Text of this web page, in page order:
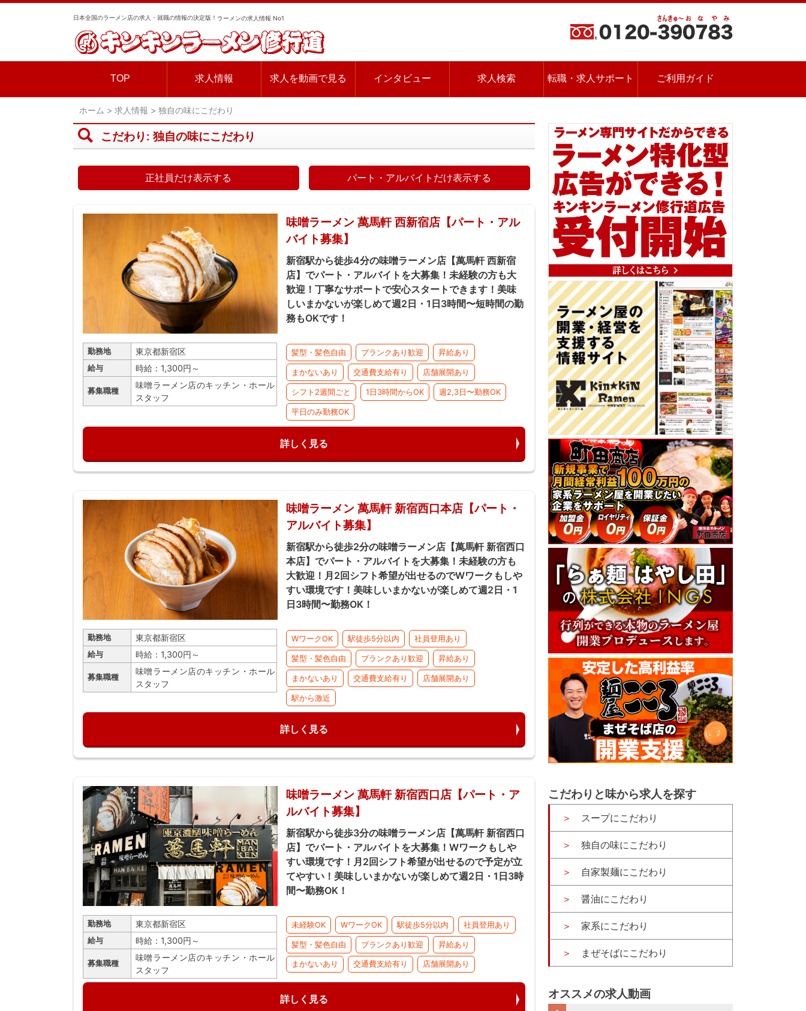
日本全国のラーメン店の求人・就職の情報の決定版！ ラーメンの求人情報 No1
TOP 求人情報 求人を動画で見る インタビュー 求人検索 転職・求人サポート ご利用ガイド
ホーム > 求人情報 > 独自の味にこだわり
こだわり: 独自の味にこだわり
正社員だけ表示する パート・アルバイトだけ表示する
味噌ラーメン 萬馬軒 西新宿店【パート・アル
バイト募集】
新宿駅から徒歩4分の味噌ラーメン店【萬馬軒 西新宿
店】でパート・アルバイトを大募集！未経験の方も大
歓迎！丁寧なサポートで安心スタートできます！美味
しいまかないが楽しめて週2日・1日3時間〜短時間の勤
務もOKです！
勤務地 東京都新宿区
給与 時給：1,300円～
募集職種
味噌ラーメン店のキッチン・ホール
スタッフ
髪型・髪色自由 ブランクあり歓迎 昇給あり
まかないあり 交通費支給有り 店舗展開あり
シフト2週間ごと 1日3時間からOK 週2,3日〜勤務OK
平日のみ勤務OK
詳しく見る
味噌ラーメン 萬馬軒 新宿西口本店【パート・
アルバイト募集】
新宿駅から徒歩2分の味噌ラーメン店【萬馬軒 新宿西口
本店】でパート・アルバイトを大募集！未経験の方も
大歓迎！月2回シフト希望が出せるのでWワークもしや
すい環境です！美味しいまかないが楽しめて週2日・1
日3時間〜勤務OK！
勤務地 東京都新宿区
給与 時給：1,300円～
募集職種
味噌ラーメン店のキッチン・ホール
スタッフ
WワークOK 駅徒歩5分以内 社員登用あり
髪型・髪色自由 ブランクあり歓迎 昇給あり
まかないあり 交通費支給有り 店舗展開あり
駅から激近
詳しく見る
味噌ラーメン 萬馬軒 新宿西口店【パート・ア
ルバイト募集】
新宿駅から徒歩3分の味噌ラーメン店【萬馬軒 新宿西口
店】でパート・アルバイトを大募集！Wワークもしや
すい環境です！月2回シフト希望が出せるので予定が立
てやすい！美味しいまかないが楽しめて週2日・1日3時
間〜勤務OK！
勤務地 東京都新宿区
給与 時給：1,300円～
募集職種
味噌ラーメン店のキッチン・ホール
スタッフ
未経験OK WワークOK 駅徒歩5分以内 社員登用あり
髪型・髪色自由 ブランクあり歓迎 昇給あり
まかないあり 交通費支給有り 店舗展開あり
詳しく見る
こだわりと味から求人を探す
スープにこだわり
独自の味にこだわり
自家製麺にこだわり
醤油にこだわり
家系にこだわり
まぜそばにこだわり
オススメの求人動画